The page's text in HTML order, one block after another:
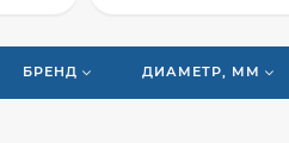
БРЕНД ДИАМЕТР, ММ